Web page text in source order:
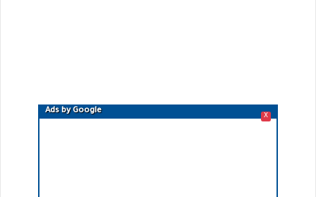
Ads by Google
X